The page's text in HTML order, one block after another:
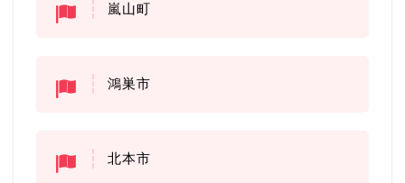
嵐山町
鴻巣市
北本市